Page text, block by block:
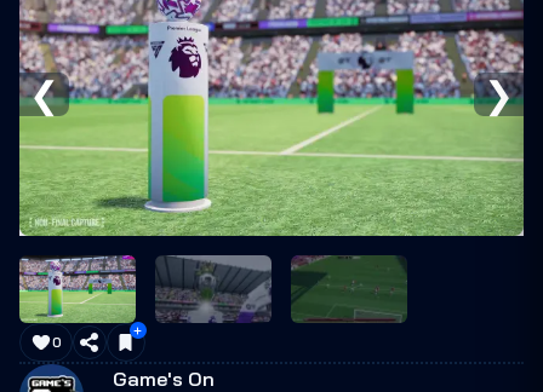
❮ ❯
0
Game's On